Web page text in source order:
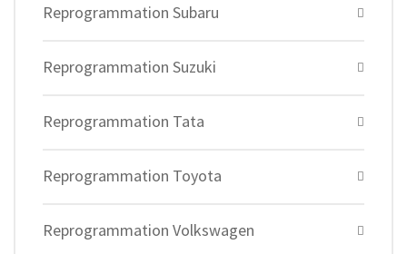
Reprogrammation Subaru
Reprogrammation Suzuki
Reprogrammation Tata
Reprogrammation Toyota
Reprogrammation Volkswagen